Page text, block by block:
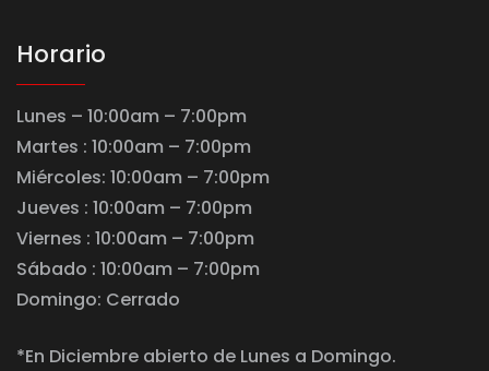
Horario
Lunes – 10:00am – 7:00pm
Martes : 10:00am – 7:00pm
Miércoles: 10:00am – 7:00pm
Jueves : 10:00am – 7:00pm
Viernes : 10:00am – 7:00pm
Sábado : 10:00am – 7:00pm
Domingo: Cerrado
*En Diciembre abierto de Lunes a Domingo.